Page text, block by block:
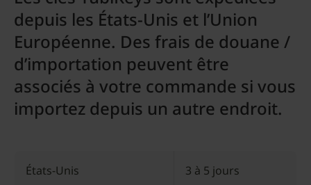
depuis les États-Unis et l’Union
Européenne. Des frais de douane /
d’importation peuvent être
associés à votre commande si vous
importez depuis un autre endroit.
États-Unis 3 à 5 jours